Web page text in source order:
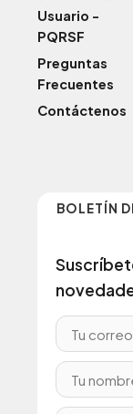
Usuario -
PQRSF
Preguntas
Frecuentes
Contáctenos
BOLETÍN